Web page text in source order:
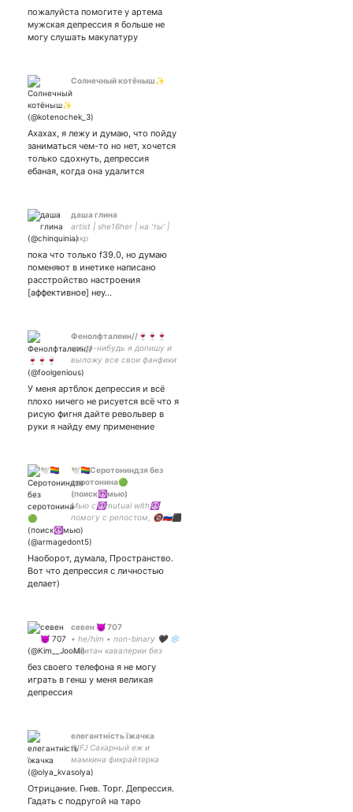
#россиябудетсвободной
пожалуйста помогите у артема
мужская депрессия я больше не
могу слушать макулатуру
Солнечный котёныш✨
Ахахах, я лежу и думаю, что пойду
заниматься чем-то но нет, хочется
только сдохнуть, депрессия
ебаная, когда она удалится
даша глина
artist | she16her | на 'ты' |
закр
пока что только f39.0, но думаю
поменяют в инетике написано
расстройство настроения
[аффективное] неу…
Фенолфталеин//🍷🍷🍷
когда-нибудь я допишу и
выложу все свои фанфики
но не в этой жизни//
прекрасен так же как и
нагито комаэда//а.а.
супремаси//шин мой муж
У меня артблок депрессия и всё
плохо ничего не рисуется всё что я
рисую фигня дайте револьвер в
руки я найду ему применение
🕊🏳️‍🌈Серотониндзя без
серотонина🟢
(поиск☮️мью)
Мью с☮mutual with☮️
помогу с репостом, 🔞🇷🇺⬛
🟪⬜🟨♈Ru|Eng. Activitst,
feminist, istp, rp, 90's, c-ptsd
#nowar #нетвойне
Наоборот, думала, Пространство.
Вот что депрессия с личностью
делает)
севен 😈 707
• he/him • non-binary 🖤 ❄️
капитан кавалерии без
кавалерии, но с кавалером
❄️ | 7WoW member •
TRASHPACK leader
без своего телефона я не могу
играть в генш у меня великая
депрессия
елегантність їжачка
INFJ Сахарный еж и
мамкина фикрайтерка
#Взаимная #Ao_no_Exorcist
#Marvel.Супруга Кибы
Инузуки.Студенка юр.фака
Отрицание. Гнев. Торг. Депрессия.
Гадать с подругой на таро